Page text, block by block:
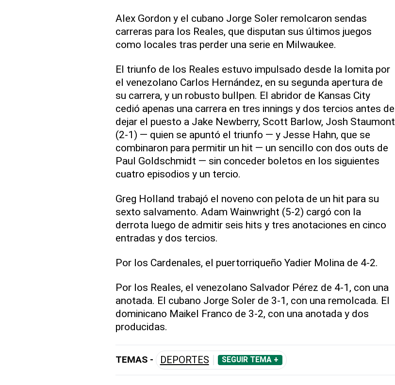
Alex Gordon y el cubano Jorge Soler remolcaron sendas
carreras para los Reales, que disputan sus últimos juegos
como locales tras perder una serie en Milwaukee.
El triunfo de los Reales estuvo impulsado desde la lomita por
el venezolano Carlos Hernández, en su segunda apertura de
su carrera, y un robusto bullpen. El abridor de Kansas City
cedió apenas una carrera en tres innings y dos tercios antes de
dejar el puesto a Jake Newberry, Scott Barlow, Josh Staumont
(2-1) — quien se apuntó el triunfo — y Jesse Hahn, que se
combinaron para permitir un hit — un sencillo con dos outs de
Paul Goldschmidt — sin conceder boletos en los siguientes
cuatro episodios y un tercio.
Greg Holland trabajó el noveno con pelota de un hit para su
sexto salvamento. Adam Wainwright (5-2) cargó con la
derrota luego de admitir seis hits y tres anotaciones en cinco
entradas y dos tercios.
Por los Cardenales, el puertorriqueño Yadier Molina de 4-2.
Por los Reales, el venezolano Salvador Pérez de 4-1, con una
anotada. El cubano Jorge Soler de 3-1, con una remolcada. El
dominicano Maikel Franco de 3-2, con una anotada y dos
producidas.
TEMAS - DEPORTES SEGUIR TEMA +